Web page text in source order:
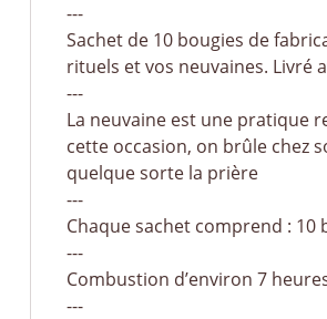
---
Sachet de 10 bougies de
rituels et vos neuvaines. Livré
---
La neuvaine est une pratique
cette occasion, on brûle chez
quelque sorte la prière
---
Chaque sachet comprend :
---
Combustion d’environ 7
---